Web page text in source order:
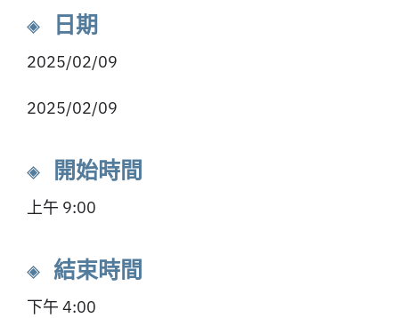
◈ 日期
2025/02/09
2025/02/09
◈ 開始時間
上午 9:00
◈ 結束時間
下午 4:00